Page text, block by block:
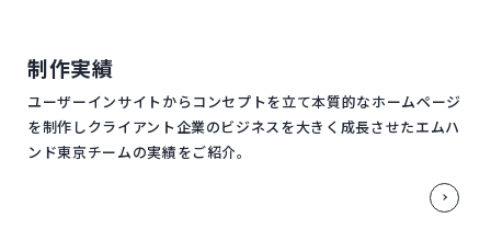
制作実績
ユーザーインサイトからコンセプトを立て本質的なホームページ
を制作しクライアント企業のビジネスを大きく成長させたエムハ
ンド東京チームの実績をご紹介。